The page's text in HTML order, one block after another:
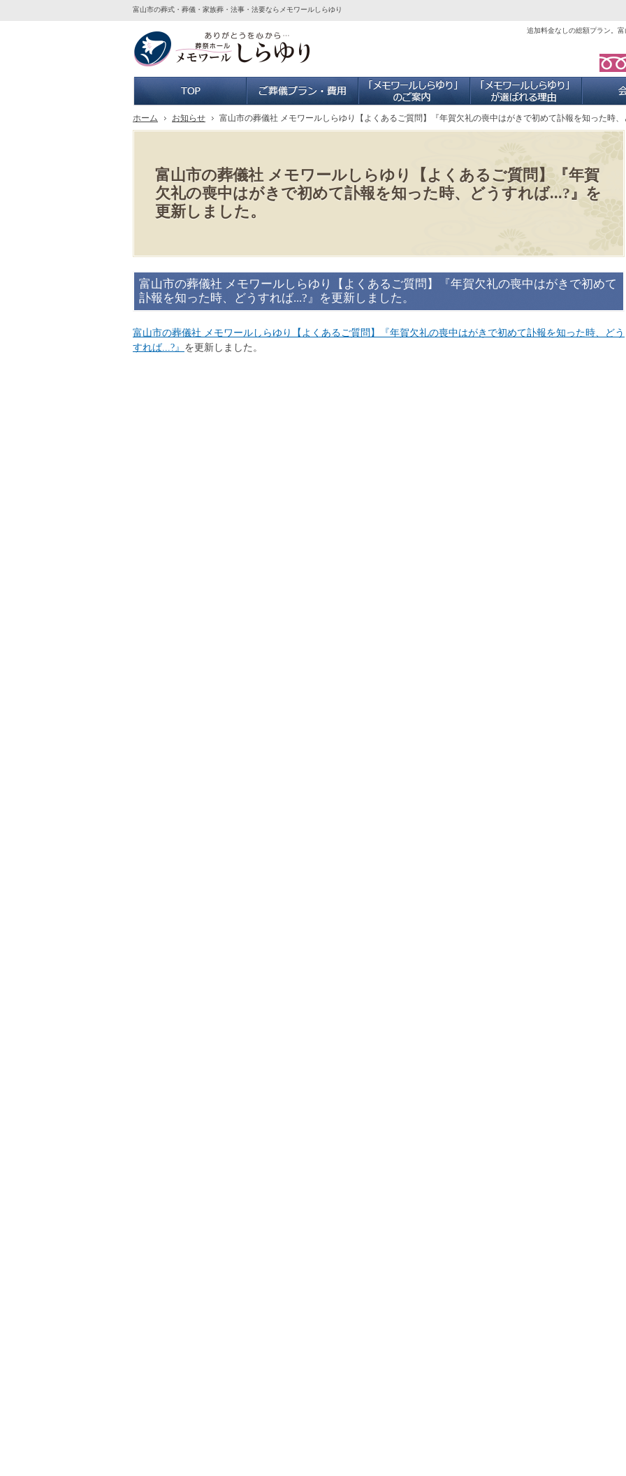
富山市の葬儀社 メモワールしらゆり【よくあるご質問】『年賀
欠礼の喪中はがきで初めて訃報を知った時、どうすれば...?』を
更新しました。
追加料金なしの総額プラン。
富山市の葬式・葬儀・家族葬・法事・法要ならメモワールしらゆり
富山市の葬儀社 メモワールしらゆり【よくあるご質問】『年賀欠礼の喪中はがきで初めて
訃報を知った時、どうすれば...?』を更新しました。
富山市の葬儀社 メモワールしらゆり【よくあるご質問】『年賀欠礼の喪中はがきで初めて訃報を知った時、どう
すれば...?』 を更新しました。
ご葬儀プラン・費用 「メモワールしらゆり」のご案内
ホーム お知らせ 富山市の葬儀社 メモワールしらゆり【よくあるご質問】『年賀欠礼の喪中はがきで初めて訃報を知った時